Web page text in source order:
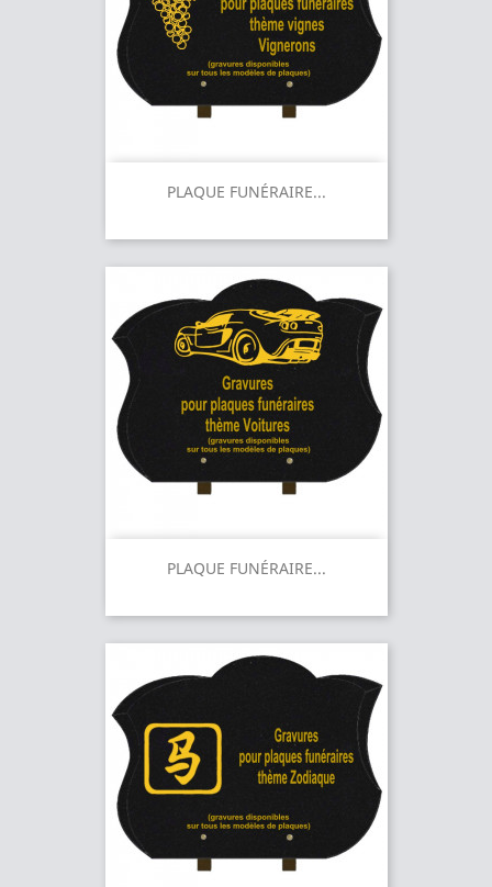
PLAQUE FUNÉRAIRE...
PLAQUE FUNÉRAIRE...